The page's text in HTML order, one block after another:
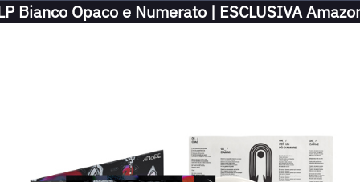
Bianco Opaco e Numerato | ESCLUSIVA